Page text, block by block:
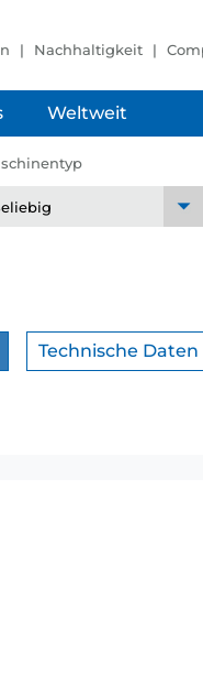
Nachhaltigkeit
Weltweit
Technische Daten